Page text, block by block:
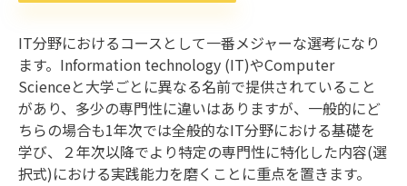
IT分野におけるコースとして一番メジャーな選考になり
ます。Information technology (IT)やComputer
Scienceと大学ごとに異なる名前で提供されていること
があり、多少の専門性に違いはありますが、一般的にど
ちらの場合も1年次では全般的なIT分野における基礎を
学び、２年次以降でより特定の専門性に特化した内容(選
択式)における実践能力を磨くことに重点を置きます。